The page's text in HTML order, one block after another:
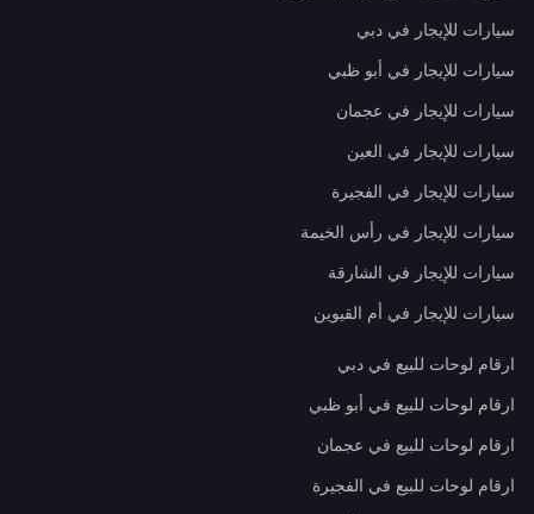
سيارات للإيجار في دبي
سيارات للإيجار في أبو ظبي
سيارات للإيجار في عجمان
سيارات للإيجار في العين
سيارات للإيجار في الفجيرة
سيارات للإيجار في رأس الخيمة
سيارات للإيجار في الشارقة
سيارات للإيجار في أم القيوين
ارقام لوحات للبيع في دبي
ارقام لوحات للبيع في أبو ظبي
ارقام لوحات للبيع في عجمان
ارقام لوحات للبيع في الفجيرة